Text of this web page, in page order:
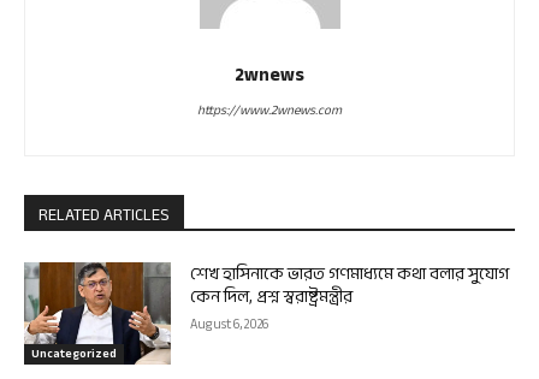
2wnews
https://www.2wnews.com
RELATED ARTICLES
Uncategorized
শেখ হাসিনাকে ভারত গণমাধ্যমে কথা বলার সুযোগ
কেন দিল, প্রশ্ন স্বরাষ্ট্রমন্ত্রীর
August 6, 2026